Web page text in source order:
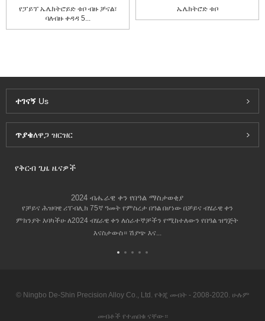
የፓይፕ ኤሌክትሮይድ ቱቦ ብዙ ቻናል፣
ባለብዙ ቀዳዳ 5...
ኤሌክትሮድ ቱቦ
ተገናኝ Us
ጥያቄለዋጋ ዝርዝር
የቅርብ ጊዜ ዜናዎች
2024 ብሔራዊ ቀን የበዓል ማስታወቂያ
የቻይና ሕዝባዊ ሪፐብሊክ 75ኛ ዓመት የምስረታ በዓል በሆነው በቻይና ብሄራዊ ቀን
ምክንያት እባካችሁ ለ2024 ብሄራዊ ቀን ለሰራተኞቻችን የሚከተለውን የበዓል ዝግጅት
እናስታውስ። ሽያጭ እና...
© Ningbo De-Shin Precision Alloy Co., Ltd. የቅጂ መብት - 2008-2020. ሁሉም
መብቶች የተጠበቁ ናቸው።